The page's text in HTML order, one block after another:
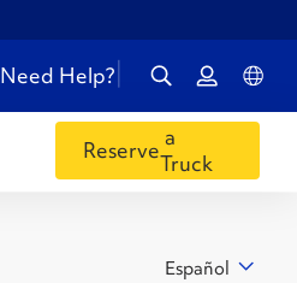
Need Help?
Reservea
Truck
Español